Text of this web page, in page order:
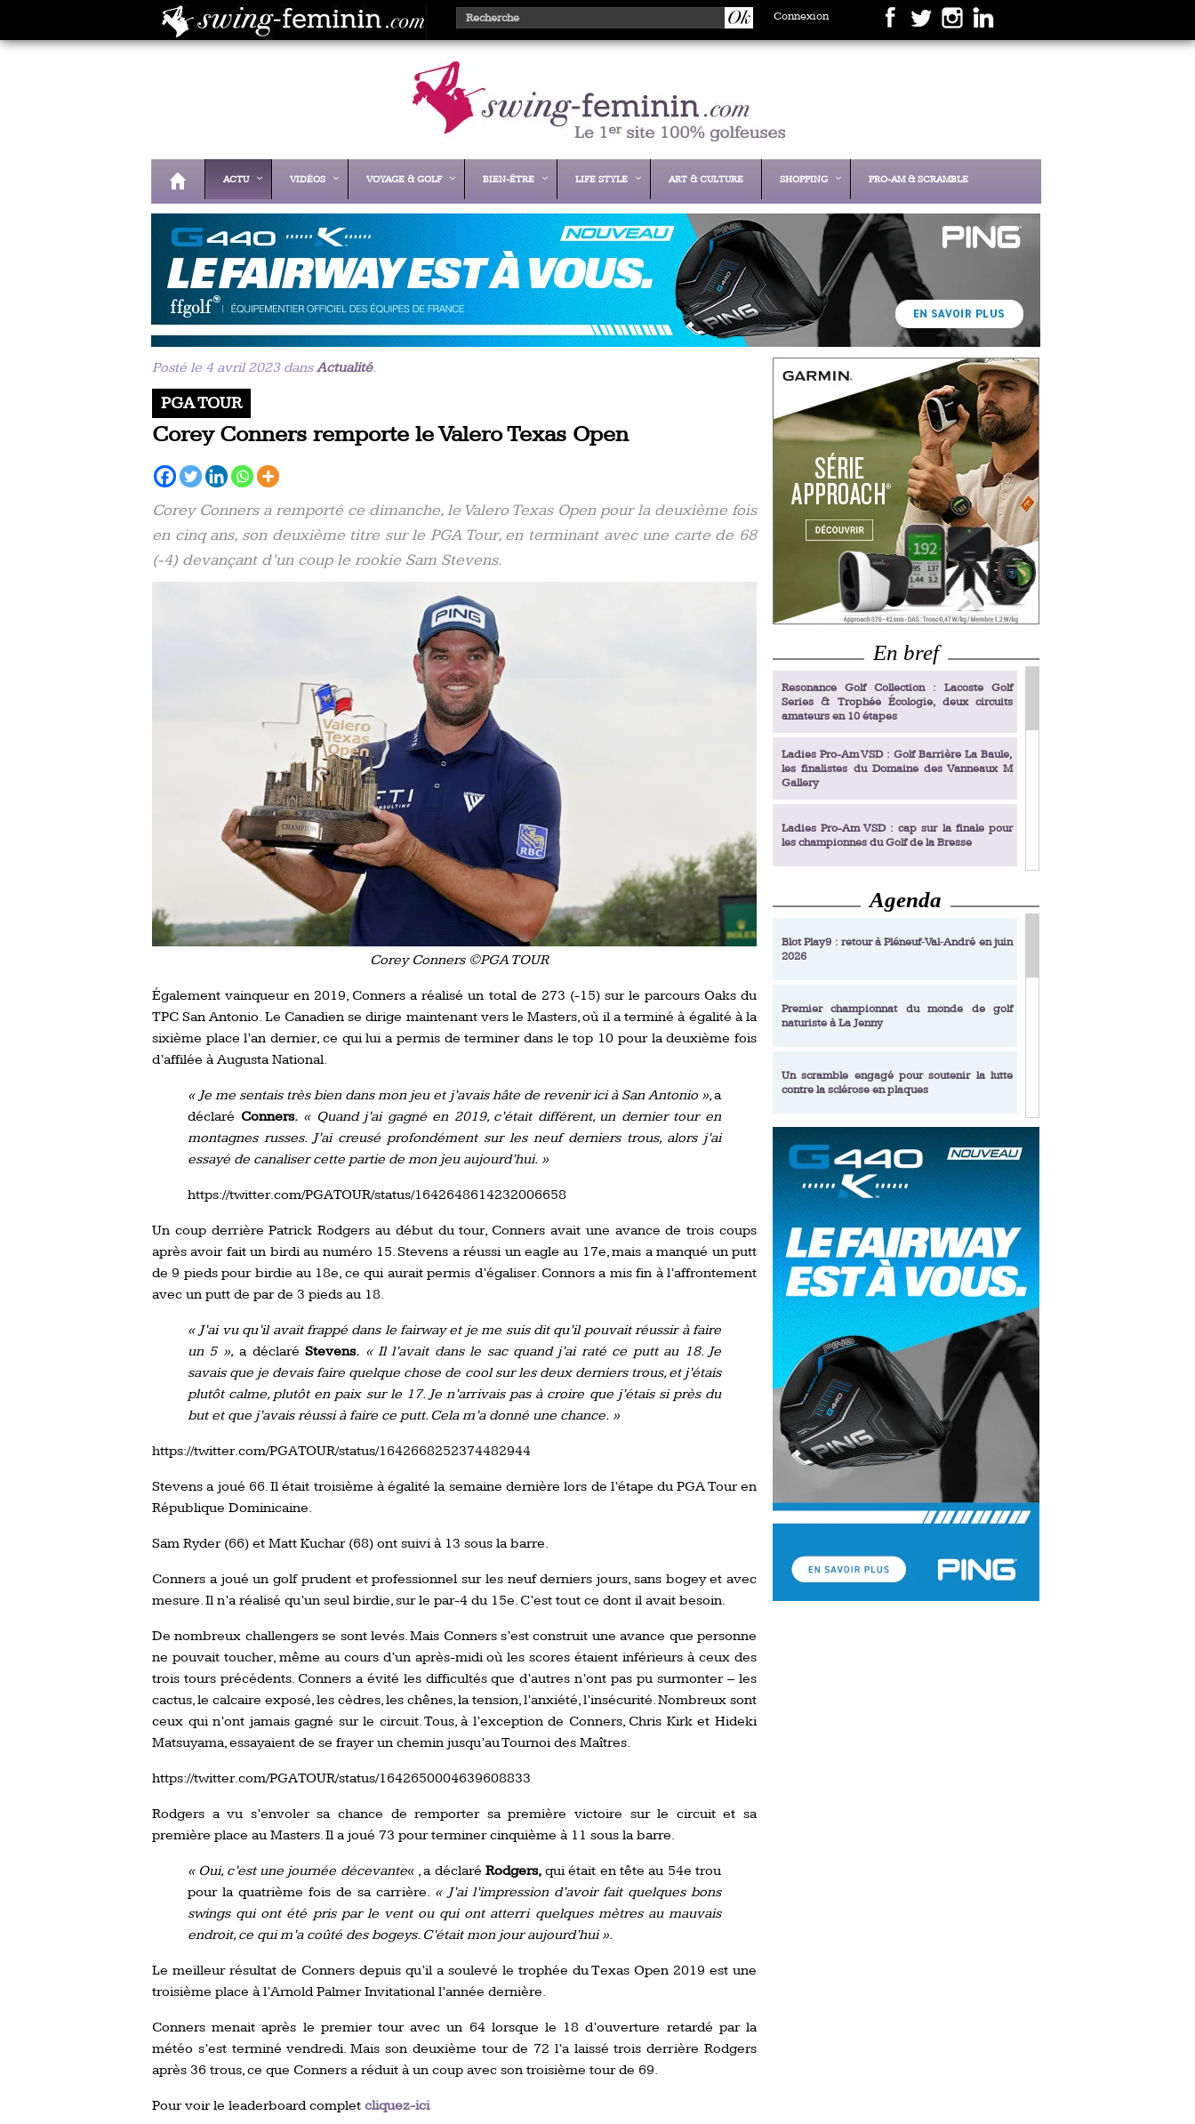
Connexion
ACTU VIDÉOS VOYAGE & GOLF BIEN-ÊTRE LIFE STYLE ART & CULTURE SHOPPING PRO-AM & SCRAMBLE
Posté le 4 avril 2023 dansActualité.
PGA TOUR
Corey Conners remporte le Valero Texas Open
Corey Conners a remporté ce dimanche, le Valero Texas Open pour la deuxième fois
en cinq ans, son deuxième titre sur le PGA Tour, en terminant avec une carte de 68
(-4) devançant d’un coup le rookie Sam Stevens.
Corey Conners ©PGA TOUR
Également vainqueur en 2019, Conners a réalisé un total de 273 (-15) sur le parcours Oaks du
TPC San Antonio. Le Canadien se dirige maintenant vers le Masters, où il a terminé à égalité à la
sixième place l’an dernier, ce qui lui a permis de terminer dans le top 10 pour la deuxième fois
d’affilée à Augusta National.
« Je me sentais très bien dans mon jeu et j’avais hâte de revenir ici à San Antonio », a
déclaré Conners. « Quand j’ai gagné en 2019, c’était différent, un dernier tour en
montagnes russes. J’ai creusé profondément sur les neuf derniers trous, alors j’ai
essayé de canaliser cette partie de mon jeu aujourd’hui. »
https://twitter.com/PGATOUR/status/1642648614232006658
Un coup derrière Patrick Rodgers au début du tour, Conners avait une avance de trois coups
après avoir fait un birdi au numéro 15. Stevens a réussi un eagle au 17e, mais a manqué un putt
de 9 pieds pour birdie au 18e, ce qui aurait permis d’égaliser. Connors a mis fin à l’affrontement
avec un putt de par de 3 pieds au 18.
« J’ai vu qu’il avait frappé dans le fairway et je me suis dit qu’il pouvait réussir à faire
un 5 »,a déclaréStevens. « Il l’avait dans le sac quand j’ai raté ce putt au 18. Je
savais que je devais faire quelque chose de cool sur les deux derniers trous, et j’étais
plutôt calme, plutôt en paix sur le 17. Je n’arrivais pas à croire que j’étais si près du
but et que j’avais réussi à faire ce putt. Cela m’a donné une chance. »
https://twitter.com/PGATOUR/status/1642668252374482944
Stevens a joué 66. Il était troisième à égalité la semaine dernière lors de l’étape du PGA Tour en
République Dominicaine.
Sam Ryder (66) et Matt Kuchar (68) ont suivi à 13 sous la barre.
Conners a joué un golf prudent et professionnel sur les neuf derniers jours, sans bogey et avec
mesure. Il n’a réalisé qu’un seul birdie, sur le par-4 du 15e. C’est tout ce dont il avait besoin.
De nombreux challengers se sont levés. Mais Conners s’est construit une avance que personne
ne pouvait toucher, même au cours d’un après-midi où les scores étaient inférieurs à ceux des
trois tours précédents. Conners a évité les difficultés que d’autres n’ont pas pu surmonter – les
cactus, le calcaire exposé, les cèdres, les chênes, la tension, l’anxiété, l’insécurité. Nombreux sont
ceux qui n’ont jamais gagné sur le circuit. Tous, à l’exception de Conners, Chris Kirk et Hideki
Matsuyama, essayaient de se frayer un chemin jusqu’au Tournoi des Maîtres.
https://twitter.com/PGATOUR/status/1642650004639608833
Rodgers a vu s’envoler sa chance de remporter sa première victoire sur le circuit et sa
première place au Masters. Il a joué 73 pour terminer cinquième à 11 sous la barre.
« Oui, c’est une journée décevante« , a déclaré Rodgers,qui était en tête au 54e trou
pour la quatrième fois de sa carrière. « J’ai l’impression d’avoir fait quelques bons
swings qui ont été pris par le vent ou qui ont atterri quelques mètres au mauvais
endroit, ce qui m’a coûté des bogeys. C’était mon jour aujourd’hui ».
Le meilleur résultat de Conners depuis qu’il a soulevé le trophée du Texas Open 2019 est une
troisième place à l’Arnold Palmer Invitational l’année dernière.
Conners menait après le premier tour avec un 64 lorsque le 18 d’ouverture retardé par la
météo s’est terminé vendredi. Mais son deuxième tour de 72 l’a laissé trois derrière Rodgers
après 36 trous, ce que Conners a réduit à un coup avec son troisième tour de 69.
Pour voir le leaderboard complet cliquez-ici
En bref
Resonance Golf Collection : Lacoste Golf
Series & Trophée Écologie, deux circuits
amateurs en 10 étapes
Ladies Pro-Am VSD : Golf Barrière La Baule,
les finalistes du Domaine des Vanneaux M
Gallery
Ladies Pro-Am VSD : cap sur la finale pour
les championnes du Golf de la Bresse
Ladies Pro-Am VSD : Golf du Prieuré, elles
décrochent leur billet pour la finale
Enfin un livre de golf pensé pour les femmes
Ladies Pro-Am VSD : les premières
Académie Golf Barrière Julien Xanthopoulos,
Amundi Evian Championship, de nouvelles
expériences immersives
Tiger Woods se retire du Genesis Invitational
Evian Resort Golf Club : Saison 2 du
Programme Performance
Agenda
Blot Play9 : retour à Pléneuf‑Val‑André en juin
2026
Premier championnat du monde de golf
naturiste à La Jenny
Un scramble engagé pour soutenir la lutte
contre la sclérose en plaques
Resonance Golf Collection : Lacoste Golf
Series & Trophée Écologie, deux circuits
amateurs en 10 étapes
Royal Air Maroc Golf & Padel Cup : le nouvel
event sport et networking
LPGA Tour 2026 : une saison record pour le
golf féminin
Ladies European Tour 2026 : une saison
historique sur cinq continents
Debout en Bouts prolonge la Fashion Week à
Roland-Garros
Chypre